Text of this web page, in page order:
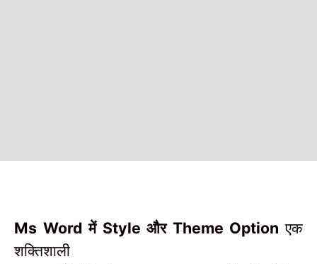
Ms Wordमें Styleऔर Theme Option एक
शक्तिशाली